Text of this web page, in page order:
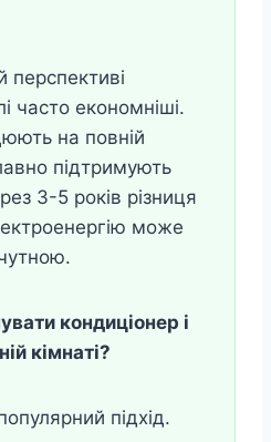
перспективі
часто економніші.
на повній
підтримують
3-5 років різниця
може
кондиціонер і
кімнаті?
підхід.